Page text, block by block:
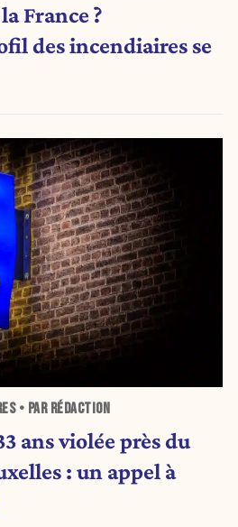
France ?
des incendiaires se
• PAR RÉDACTION
ans violée près du
: un appel à